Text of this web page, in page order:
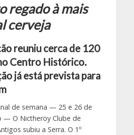
regado à mais
cerveja
reuniu cerca de 120
Centro Histórico.
já está prevista para
de semana — 25 e 26 de
— O Nictheroy Clube de
subiu a Serra. O 1º